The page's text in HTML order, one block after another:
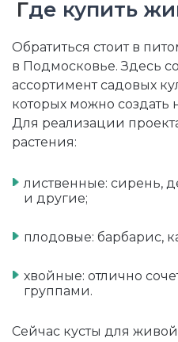
Где купить
Обратиться стоит в
в Подмосковье. Здесь
ассортимент садовых
которых можно
Для реализации
растения:
лиственные: сирень,
и другие;
плодовые: барбарис,
хвойные: отлично
группами.
Сейчас кусты для